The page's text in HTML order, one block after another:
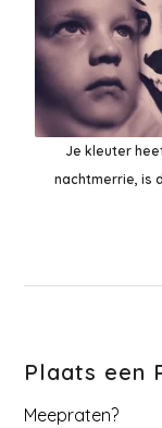
Je kleuter
nachtmerrie, is
Plaats een
Meepraten?